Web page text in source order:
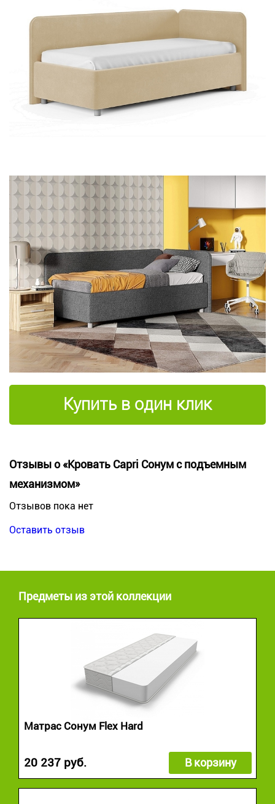
Купить в один клик
Отзывы о «Кровать Capri Сонум с подъемным
механизмом»
Отзывов пока нет
Оставить отзыв
Предметы из этой коллекции
Матрас Сонум Flex Hard
20 237 руб. В корзину